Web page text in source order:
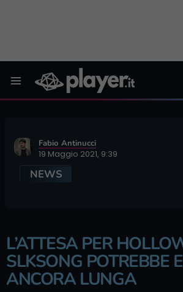
Fabio Antinucci
19 Maggio 2021, 9:39
NEWS
L’ATTESA PER
SLKSONG POTREBBE
ANCORA LUNGA